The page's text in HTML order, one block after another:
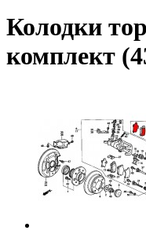
Колодки
комплект